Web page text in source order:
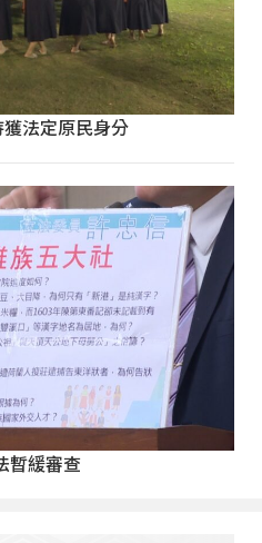
法定原民身分
暫緩審查